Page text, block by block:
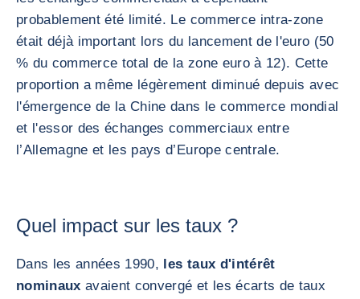
probablement été limité. Le commerce intra-zone
était déjà important lors du lancement de l'euro (50
% du commerce total de la zone euro à 12). Cette
proportion a même légèrement diminué depuis avec
l'émergence de la Chine dans le commerce mondial
et l'essor des échanges commerciaux entre
l’Allemagne et les pays d’Europe centrale.
Quel impact sur les taux ?
Dans les années 1990, les taux d'intérêt
nominaux avaient convergé et les écarts de taux